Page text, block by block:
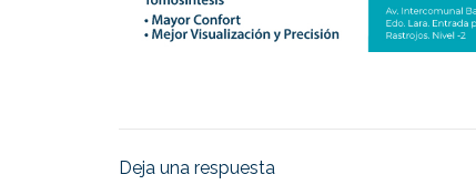
Deja una respuesta